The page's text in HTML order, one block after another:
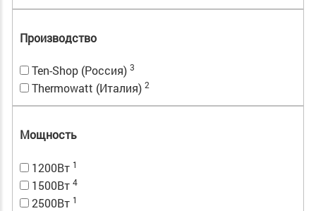
Производство
Ten-Shop (Россия) 3
Thermowatt (Италия) 2
Мощность
1200Вт 1
1500Вт 4
2500Вт 1